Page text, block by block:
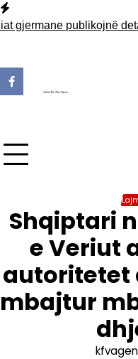
Skip
to
publikojnë
Shqiptari
e Veriut
autoritetet
mbajtur